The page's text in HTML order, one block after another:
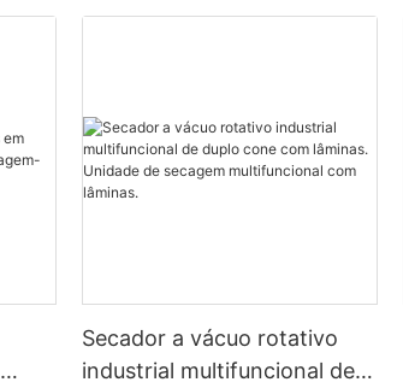
Secador a vácuo rotativo
industrial multifuncional de